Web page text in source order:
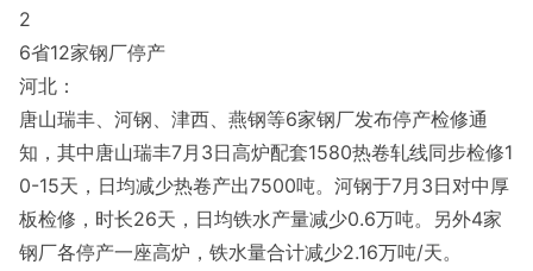
2
6省12家钢厂停产
河北：
唐山瑞丰、河钢、津西、燕钢等6家钢厂发布停产检修通
知，其中唐山瑞丰7月3日高炉配套1580热卷轧线同步检修1
0-15天，日均减少热卷产出7500吨。河钢于7月3日对中厚
板检修，时长26天，日均铁水产量减少0.6万吨。另外4家
钢厂各停产一座高炉，铁水量合计减少2.16万吨/天。